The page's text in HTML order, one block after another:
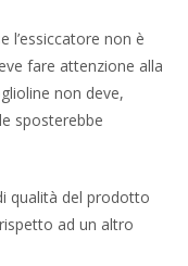
l’essiccatore non è
fare attenzione alla
non deve,
sposterebbe
qualità del prodotto
ad un altro